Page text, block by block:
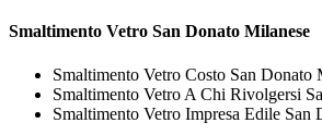
Smaltimento Vetro San Donato Milanese
Smaltimento Vetro Costo San Donato
Smaltimento Vetro A Chi Rivolgersi
Smaltimento Vetro Impresa Edile San